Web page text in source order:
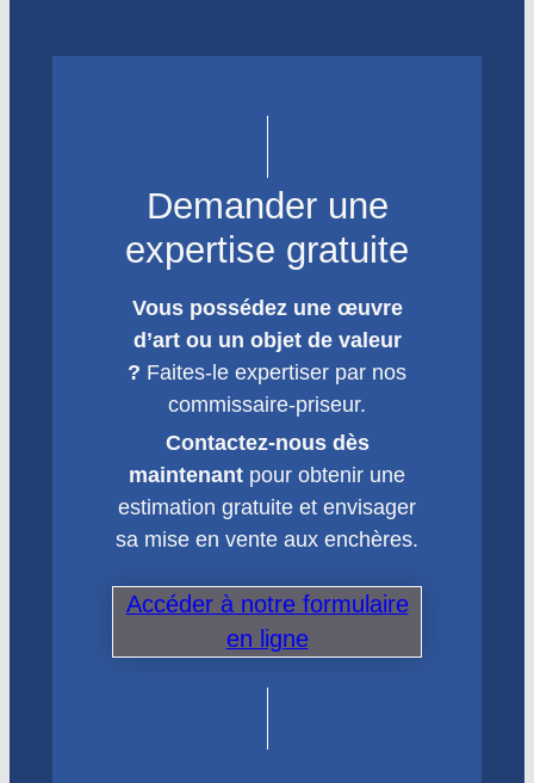
Demander une
expertise gratuite
Vous possédez une œuvre
d’art ou un objet de valeur
? Faites-le expertiser par nos
commissaire-priseur.
Contactez-nous dès
maintenant pour obtenir une
estimation gratuite et envisager
sa mise en vente aux enchères.
Accéder à notre formulaire
en ligne